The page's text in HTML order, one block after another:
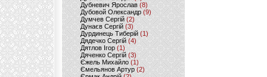
Дубневич Ярослав (8)
Дубовой Олександр(9)
Думчев Сергій (2)
Дунаєв Сергій(3)
Дурдинець Тиберій (1)
Дядечко Сергій (4)
Дятлов Ігор (1)
Дяченко Сергій (3)
Єжель Михайло (1)
Ємельянов Артур (2)